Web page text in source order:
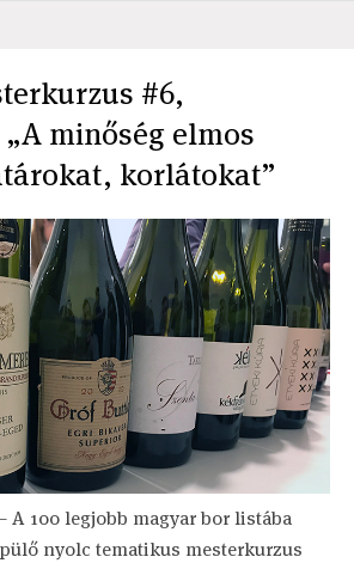
#6,
minőség elmos
korlátokat”
A 100 legjobb magyar bor listába
nyolc tematikus mesterkurzus